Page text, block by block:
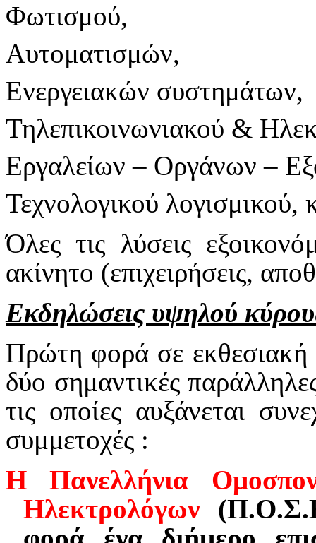
Φωτισμού,
Αυτοματισμών,
Ενεργειακών συστημάτων,
Τηλεπικοινωνιακού &
Εργαλείων – Οργάνων –
Τεχνολογικού λογισμικού,
Όλες τις λύσεις
ακίνητο (επιχειρήσεις,
Εκδηλώσεις υψηλού
Πρώτη φορά σε εκθεσιακή
δύο σημαντικές
τις οποίες αυξάνεται
συμμετοχές :
Η Πανελλήνια
Ηλεκτρολόγων